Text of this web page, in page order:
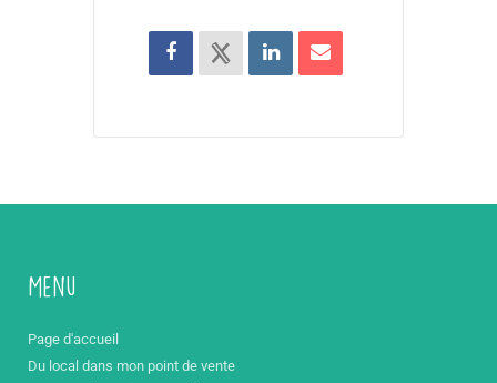
Menu
Page d'accueil
Du local dans mon point de vente